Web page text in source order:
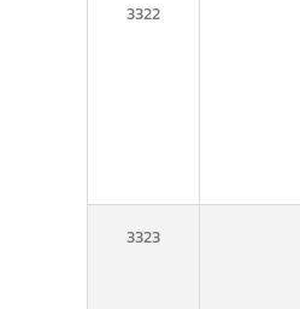
3322
3323